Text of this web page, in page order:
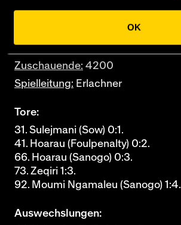
OK
Wölfli
Spielort:Pontaise
Zuschauende: 4200
Spielleitung: Erlachner
Tore:
31. Sulejmani (Sow) 0:1.
41. Hoarau (Foulpenalty) 0:2.
66. Hoarau (Sanogo) 0:3.
73. Zeqiri 1:3.
92. Moumi Ngamaleu (Sanogo) 1:4.
Auswechslungen: